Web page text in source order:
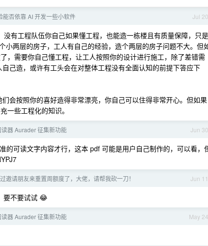
Jul 20
能否依靠 AI 开发一些小软件
有工程队伍你自己如果懂工程，也能造一栋楼且有质量保障，只是
小两层的房子，工人有自己的经验，造个两层的房子问题不大。但
，需要你自己懂工程，让工人按照你的设计进行施工，除了差错需
己造，或许有工头会在对整体工程没有全面认知的前提下答应下
会按照你的喜好造得非常漂亮，你自己可以住得非常开心。但如果
一些工程化的知识。
Jun 30
器 Aurader 征集新功能
的可读文字内容才行，这本 pdf 可能是用户自己制作的，可以看，
Jun 11
邀请朋友来重置周额度了，大佬，请帮我砍一刀！
要不要试试 😂
May 24
器 Aurader 征集新功能